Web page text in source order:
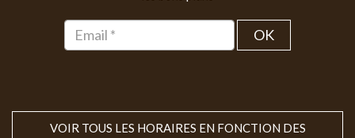
OK
VOIR TOUS LES HORAIRES EN FONCTION DES